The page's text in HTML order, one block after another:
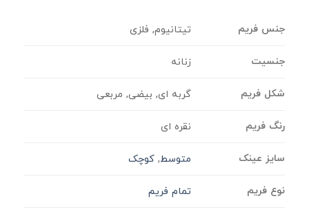
جنس فریم تیتانیوم, فلزی
جنسیت زنانه
شکل فریم گربه ای, بیضی, مربعی
رنگ فریم نقره ای
سایز عینک متوسط,کوچک
نوع فریم تمام فریم